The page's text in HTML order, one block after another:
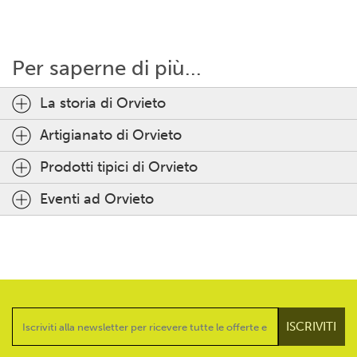
Per saperne di più...
La storia di Orvieto
Artigianato di Orvieto
Prodotti tipici di Orvieto
Eventi ad Orvieto